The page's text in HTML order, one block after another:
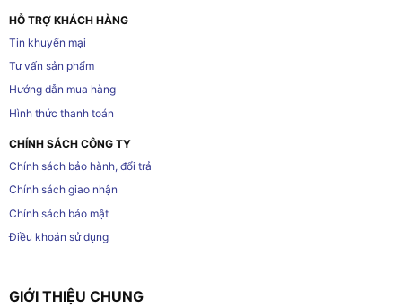
HỖ TRỢ KHÁCH HÀNG
Tin khuyến mại
Tư vấn sản phẩm
Hướng dẫn mua hàng
Hình thức thanh toán
CHÍNH SÁCH CÔNG TY
Chính sách bảo hành, đổi trả
Chính sách giao nhận
Chính sách bảo mật
Điều khoản sử dụng
GIỚI THIỆU CHUNG